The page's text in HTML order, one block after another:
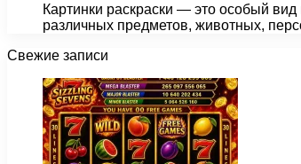
Картинки раскраски — это особый
различных предметов, животных,
Свежие записи